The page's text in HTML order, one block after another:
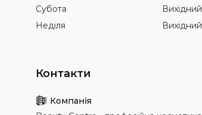
Субота
Вихідний
Неділя
Вихідний